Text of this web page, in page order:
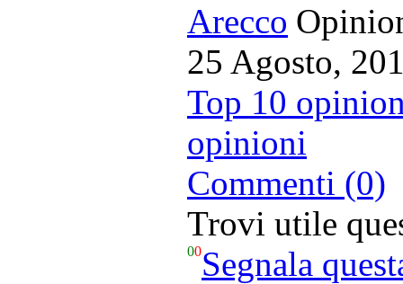
25 Agosto,
Top 10
opinioni
Commenti (0)
Trovi utile
00Segnala